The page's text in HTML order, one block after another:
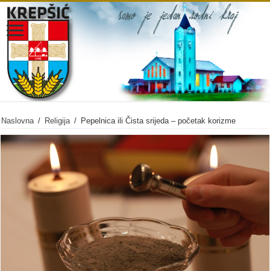
Naslovna / Religija / Pepelnica ili Čista srijeda – početak korizme